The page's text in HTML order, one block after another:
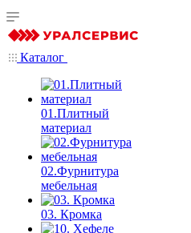
Каталог
01.Плитный
материал
02.Фурнитура
мебельная
03. Кромка